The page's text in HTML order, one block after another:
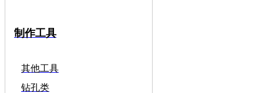
制作工具
其他工具
钻孔类